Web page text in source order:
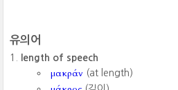
유의어
length of speech
μακράν (at length)